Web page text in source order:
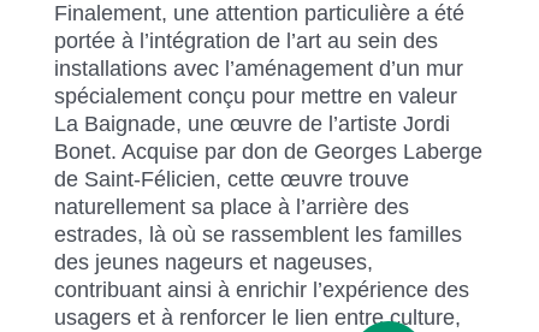
Finalement, une attention particulière a été
portée à l’intégration de l’art au sein des
installations avec l’aménagement d’un mur
spécialement conçu pour mettre en valeur
La Baignade, une œuvre de l’artiste Jordi
Bonet. Acquise par don de Georges Laberge
de Saint-Félicien, cette œuvre trouve
naturellement sa place à l’arrière des
estrades, là où se rassemblent les familles
des jeunes nageurs et nageuses,
contribuant ainsi à enrichir l’expérience des
usagers et à renforcer le lien entre culture,